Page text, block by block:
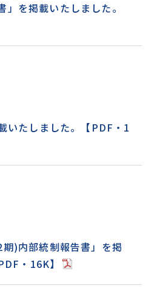
を掲載いたしました。
いたしました。【PDF・1
)内部統制報告書」を掲
・16K】